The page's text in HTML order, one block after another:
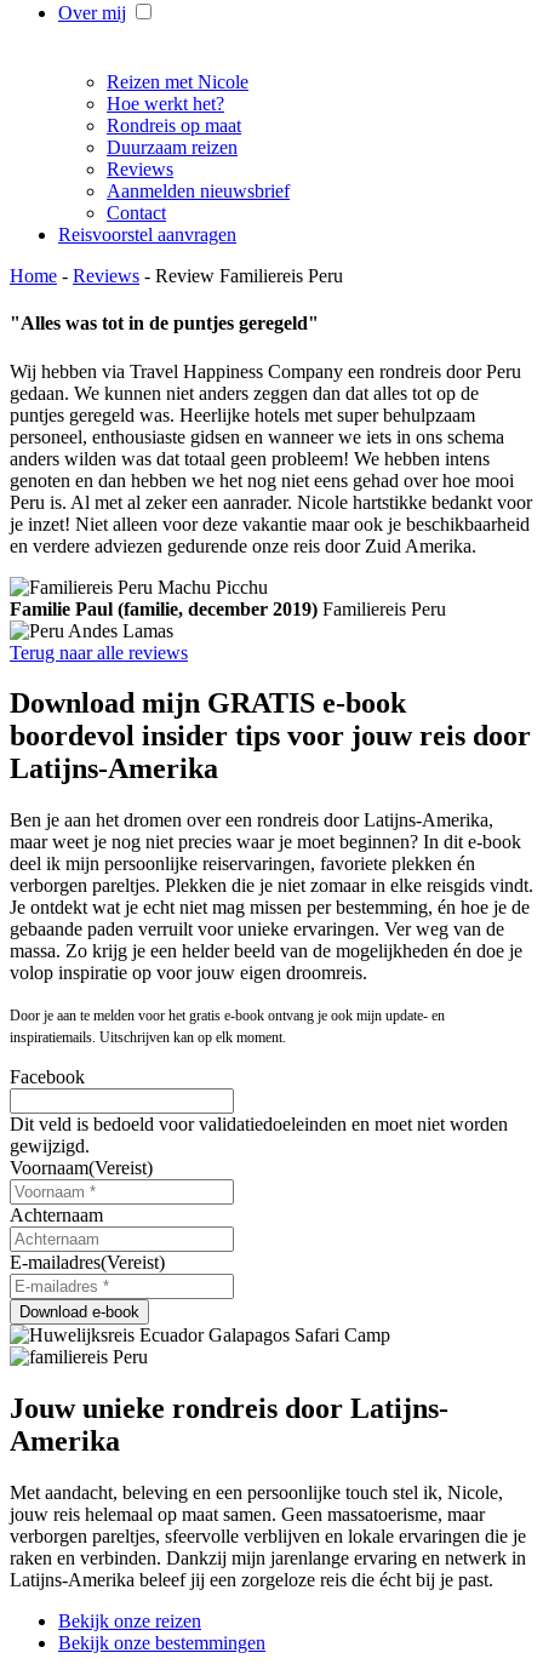
Over mij
Reizen met Nicole
Hoe werkt het?
Rondreis op maat
Duurzaam reizen
Reviews
Aanmelden nieuwsbrief
Contact
Reisvoorstel aanvragen
Home - Reviews - Review Familiereis Peru
"Alles was tot in de puntjes geregeld"
Wij hebben via Travel Happiness Company een rondreis door Peru
gedaan. We kunnen niet anders zeggen dan dat alles tot op de
puntjes geregeld was. Heerlijke hotels met super behulpzaam
personeel, enthousiaste gidsen en wanneer we iets in ons schema
anders wilden was dat totaal geen probleem! We hebben intens
genoten en dan hebben we het nog niet eens gehad over hoe mooi
Peru is. Al met al zeker een aanrader. Nicole hartstikke bedankt voor
je inzet! Niet alleen voor deze vakantie maar ook je beschikbaarheid
en verdere adviezen gedurende onze reis door Zuid Amerika.
Familie Paul (familie, december 2019) Familiereis Peru
Terug naar alle reviews
Download mijn GRATIS e-book
boordevol insider tips voor jouw reis door
Latijns-Amerika
Ben je aan het dromen over een rondreis door Latijns-Amerika,
maar weet je nog niet precies waar je moet beginnen? In dit e-book
deel ik mijn persoonlijke reiservaringen, favoriete plekken én
verborgen pareltjes. Plekken die je niet zomaar in elke reisgids vindt.
Je ontdekt wat je echt niet mag missen per bestemming, én hoe je de
gebaande paden verruilt voor unieke ervaringen. Ver weg van de
massa. Zo krijg je een helder beeld van de mogelijkheden én doe je
volop inspiratie op voor jouw eigen droomreis.
Door je aan te melden voor het gratis e-book ontvang je ook mijn update- en
inspiratiemails. Uitschrijven kan op elk moment.
Facebook
Dit veld is bedoeld voor validatiedoeleinden en moet niet worden
gewijzigd.
Voornaam(Vereist)
Achternaam
E-mailadres(Vereist)
Jouw unieke rondreis door Latijns-
Amerika
Met aandacht, beleving en een persoonlijke touch stel ik, Nicole,
jouw reis helemaal op maat samen. Geen massatoerisme, maar
verborgen pareltjes, sfeervolle verblijven en lokale ervaringen die je
raken en verbinden. Dankzij mijn jarenlange ervaring en netwerk in
Latijns-Amerika beleef jij een zorgeloze reis die écht bij je past.
Bekijk onze reizen
Bekijk onze bestemmingen